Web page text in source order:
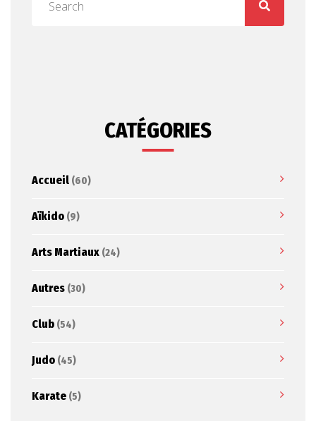
CATÉGORIES
Accueil (60)
Aïkido (9)
Arts Martiaux (24)
Autres (30)
Club (54)
Judo (45)
Karate (5)